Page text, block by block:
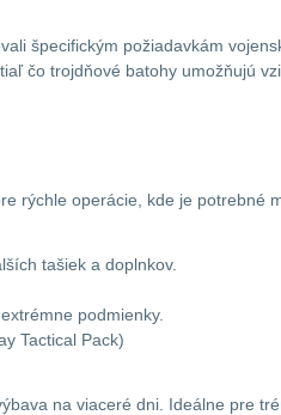
špecifickým požiadavkám
čo trojdňové batohy umožňujú
rýchle operácie, kde je potrebné
tašiek a doplnkov.
podmienky.
Tactical Pack)
na viaceré dni. Ideálne pre